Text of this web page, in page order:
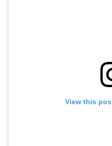
View this